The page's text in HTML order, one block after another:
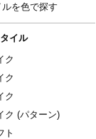
ルを色で探す
イル
ク
ク
ク
ク (パターン)
ト